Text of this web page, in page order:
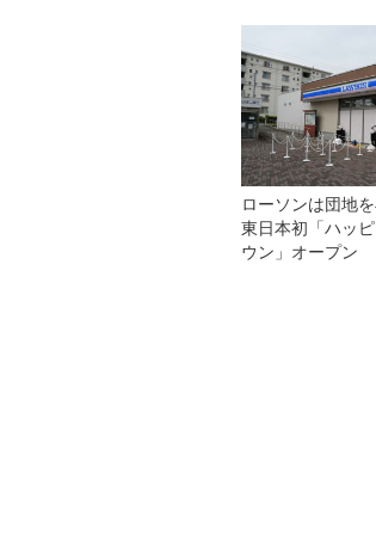
ローソンは団地
東日本初「ハッ
ウン」オープン